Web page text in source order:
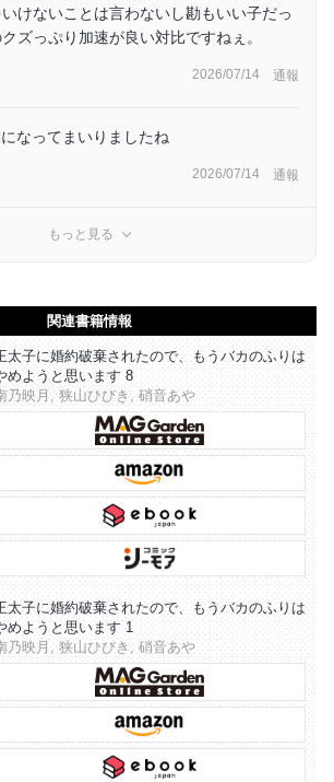
けないことは言わないし勘もいい子だっ
ズっぷり加速が良い対比ですねぇ。
2026/07/14 通報
なってまいりましたね
2026/07/14 通報
もっと見る
関連書籍情報
太子に婚約破棄されたので、もうバカのふりは
めようと思います 8
乃映月, 狭山ひびき, 硝音あや
太子に婚約破棄されたので、もうバカのふりは
めようと思います 1
乃映月, 狭山ひびき, 硝音あや